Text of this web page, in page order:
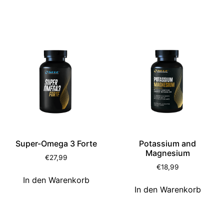
Super-Omega 3 Forte
€27,99
In den Warenkorb
Potassium and
Magnesium
€18,99
In den Warenkorb